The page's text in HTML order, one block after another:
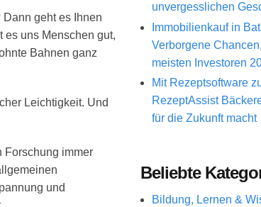
geht es Ihnen
uns Menschen gut,
Bahnen ganz
Leichtigkeit. Und
Forschung immer
und
unvergesslichen
Immobilienkauf in
Verborgene
meisten Investoren
Mit Rezeptsoftware
RezeptAssist
für die Zukunft macht
Beliebte
Bildung, Lernen &